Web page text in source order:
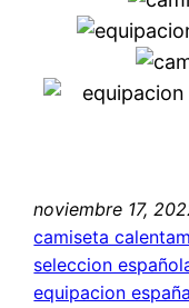
noviembre 17,
camiseta
seleccion
equipacion